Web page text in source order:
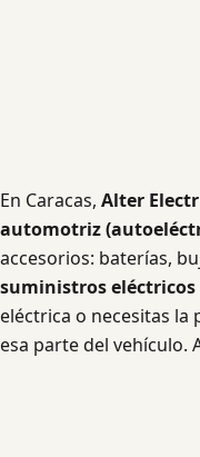
En Caracas, Alter
automotriz
accesorios: baterías,
suministros eléctricos
eléctrica o necesitas la
esa parte del vehículo.